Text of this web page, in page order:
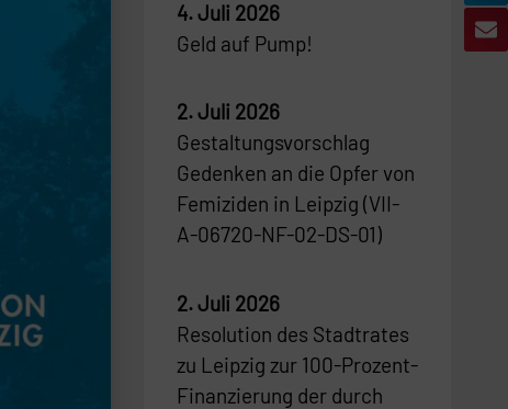
Geld auf Pump!
4. Juli 2026
Gestaltungsvorschlag
Gedenken an die Opfer von
Femiziden in Leipzig (VII-
A-06720-NF-02-DS-01)
2. Juli 2026
Resolution des Stadtrates
zu Leipzig zur 100-Prozent-
Finanzierung der durch
2. Juli 2026